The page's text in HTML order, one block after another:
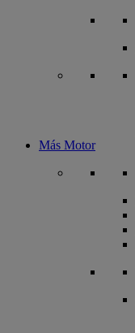
Más Motor